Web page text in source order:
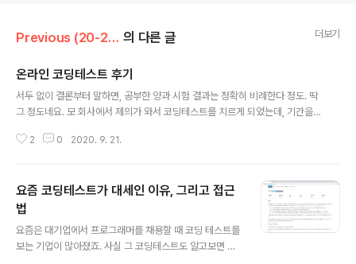
Previous (20-22)/IT 의 다른 글 더보기
온라인 코딩테스트 후기
서두 없이 결론부터 말하면, 공부한 양과 시험 결과는 정확히 비례한다 정도. 딱
그 정도네요. 모 회사에서 제의가 와서 코딩테스트를 치르게 되었는데, 기간을
을 사실 본 적은 없었습니다. 하지만 막상 공부하면서 코딩테스트가 왜 필요한
요. 점수는 말하지 않겠습니다만, 그냥 요약하면 100% 통과된 문제도 있고, 테
스트 예제는 통과하였으나 100% 통과하지 못한 문제도 있었습니다. 사실 여러
가지 참고 엄청 많이했어요. 프로그래머스, 백준, 코딜리티 등등 사이트와 그리
고 책까지..
2 0 2020. 9. 21.
요즘 코딩테스트가 대세인 이유, 그리고 접근
법
요즘은 대기업에서 프로그래머를 채용할 때 코딩 테스트를
보는 기업이 많아졌죠. 사실 그 코딩테스트도 알고보면 알